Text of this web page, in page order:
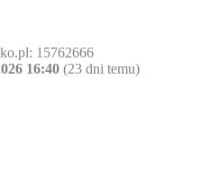
15762666
16:40 (23 dni temu)